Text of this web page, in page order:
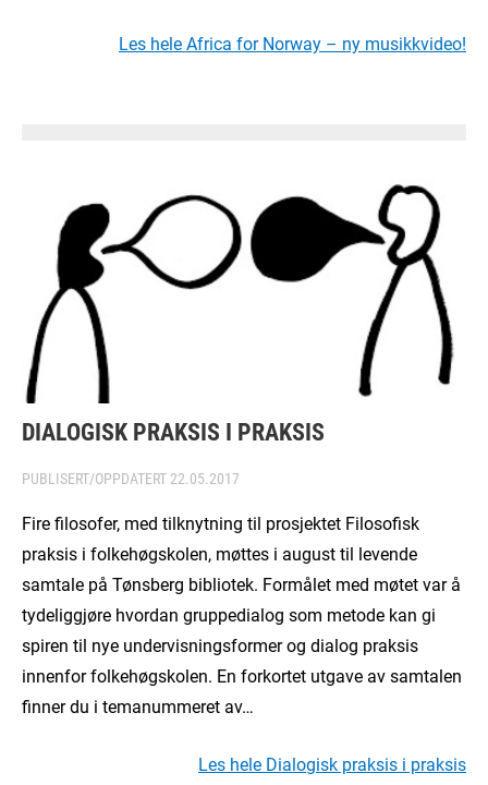
Les hele Africa for Norway – ny musikkvideo!
DIALOGISK PRAKSIS I PRAKSIS
PUBLISERT/OPPDATERT 22.05.2017
Fire filosofer, med tilknytning til prosjektet Filosofisk
praksis i folkehøgskolen, møttes i august til levende
samtale på Tønsberg bibliotek. Formålet med møtet var å
tydeliggjøre hvordan gruppedialog som metode kan gi
spiren til nye undervisningsformer og dialog praksis
innenfor folkehøgskolen. En forkortet utgave av samtalen
finner du i temanummeret av…
Les hele Dialogisk praksis i praksis